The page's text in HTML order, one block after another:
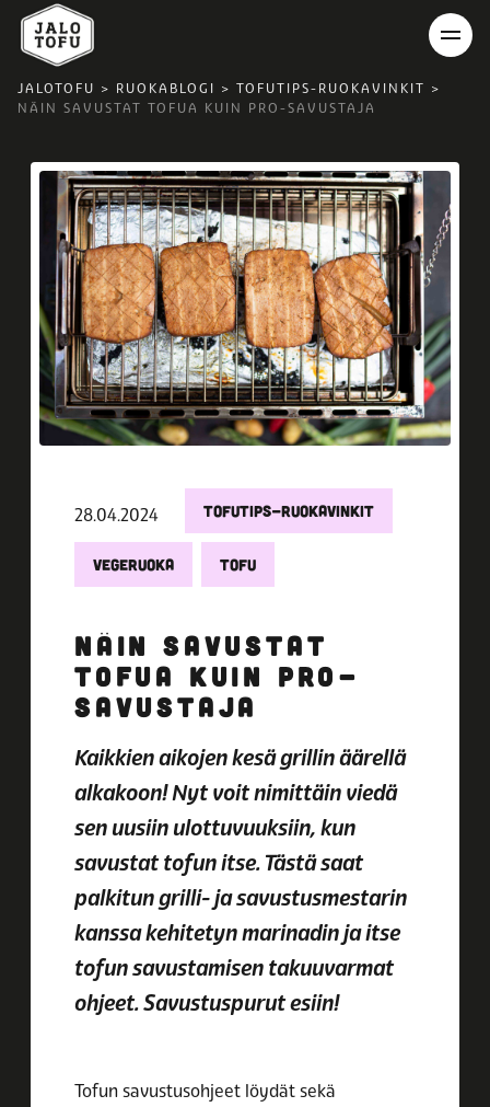
JALOTOFU > RUOKABLOGI > TOFUTIPS-RUOKAVINKIT >
NÄIN SAVUSTAT TOFUA KUIN PRO-SAVUSTAJA
28.04.2024 TOFUTIPS-RUOKAVINKIT
VEGERUOKA TOFU
NÄIN SAVUSTAT
TOFUA KUIN PRO-
SAVUSTAJA
Kaikkien aikojen kesä grillin äärellä
alkakoon! Nyt voit nimittäin viedä
sen uusiin ulottuvuuksiin, kun
savustat tofun itse. Tästä saat
palkitun grilli- ja savustusmestarin
kanssa kehitetyn marinadin ja itse
tofun savustamisen takuuvarmat
ohjeet. Savustuspurut esiin!
Tofun savustusohjeet löydät sekä